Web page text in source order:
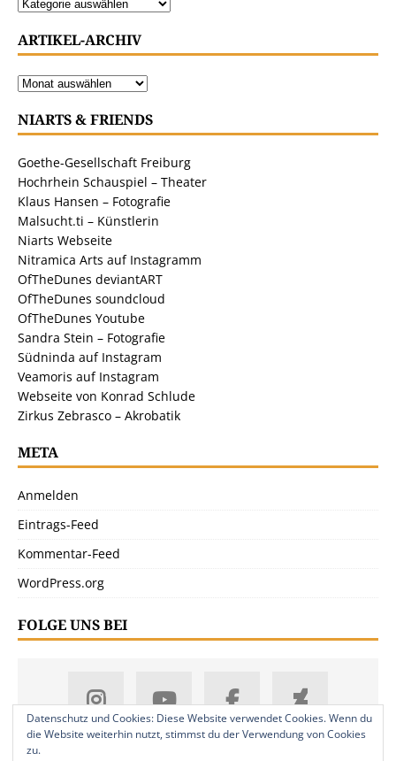
ARTIKEL-ARCHIV
NIARTS & FRIENDS
Goethe-Gesellschaft Freiburg
Hochrhein Schauspiel – Theater
Klaus Hansen – Fotografie
Malsucht.ti – Künstlerin
Niarts Webseite
Nitramica Arts auf Instagramm
OfTheDunes deviantART
OfTheDunes soundcloud
OfTheDunes Youtube
Sandra Stein – Fotografie
Südninda auf Instagram
Veamoris auf Instagram
Webseite von Konrad Schlude
Zirkus Zebrasco – Akrobatik
META
Anmelden
Eintrags-Feed
Kommentar-Feed
WordPress.org
FOLGE UNS BEI
Datenschutz und Cookies: Diese Website verwendet Cookies. Wenn du
die Website weiterhin nutzt, stimmst du der Verwendung von Cookies
zu.